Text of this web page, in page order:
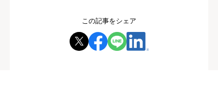
この記事をシェア